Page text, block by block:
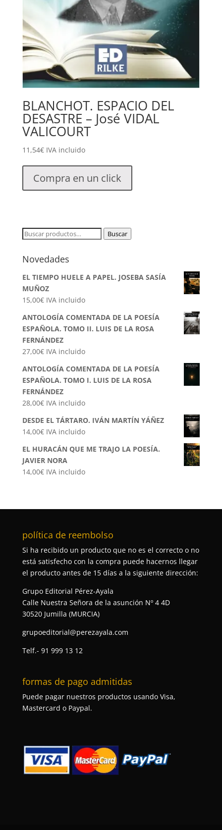
BLANCHOT. ESPACIO DEL
DESASTRE – José VIDAL
VALICOURT
11,54€ IVA incluido
Compra en un click
Buscar
Buscar
Novedades
EL TIEMPO HUELE A PAPEL. JOSEBA SASÍA
MUÑOZ
15,00€ IVA incluido
ANTOLOGÍA COMENTADA DE LA POESÍA
ESPAÑOLA. TOMO II. LUIS DE LA ROSA
FERNÁNDEZ
27,00€ IVA incluido
ANTOLOGÍA COMENTADA DE LA POESÍA
ESPAÑOLA. TOMO I. LUIS DE LA ROSA
FERNÁNDEZ
28,00€ IVA incluido
DESDE EL TÁRTARO. IVÁN MARTÍN YÁÑEZ
14,00€ IVA incluido
EL HURACÁN QUE ME TRAJO LA POESÍA.
JAVIER NORA
14,00€ IVA incluido
política de reembolso
Si ha recibido un producto que no es el correcto o no
está satisfecho con la compra puede hacernos llegar
el producto antes de 15 días a la siguiente dirección:
Grupo Editorial Pérez-Ayala
Calle Nuestra Señora de la asunción Nº 4 4D
30520 Jumilla (MURCIA)
grupoeditorial@perezayala.com
Telf.- 91 999 13 12
formas de pago admitidas
Puede pagar nuestros productos usando Visa,
Mastercard o Paypal.